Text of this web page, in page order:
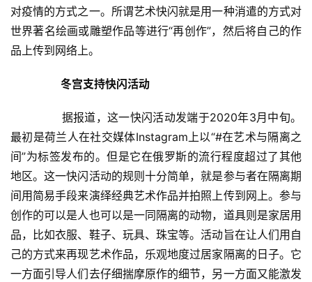
对疫情的方式之一。所谓艺术快闪就是用一种消遣的方式对
世界著名绘画或雕塑作品等进行“再创作”，然后将自己的作
品上传到网络上。
冬宫支持快闪活动
最初是荷兰人在社交媒体Instagram上以“#在艺术与隔离之
间”为标签发布的。但是它在俄罗斯的流行程度超过了其他
地区。这一快闪活动的规则十分简单，就是参与者在隔离期
间用简易手段来演绎经典艺术作品并拍照上传到网上。参与
创作的可以是人也可以是一同隔离的动物，道具则是家居用
品，比如衣服、鞋子、玩具、珠宝等。活动旨在让人们用自
己的方式来再现艺术作品，乐观地度过居家隔离的日子。它
一方面引导人们去仔细揣摩原作的细节，另一方面又能激发